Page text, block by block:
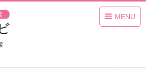
MENU